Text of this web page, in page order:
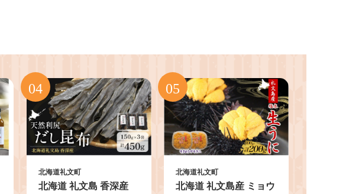
北海道礼文町
北海道 礼文島 香深産
北海道礼文町
北海道 礼文島産 ミョウ